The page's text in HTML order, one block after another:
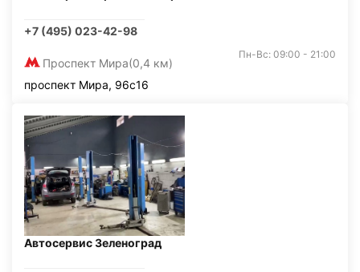
+7 (495) 023-42-98
Проспект Мира(0,4 км)
Пн-Вс: 09:00 - 21:00
проспект Мира, 96с16
Автосервис Зеленоград